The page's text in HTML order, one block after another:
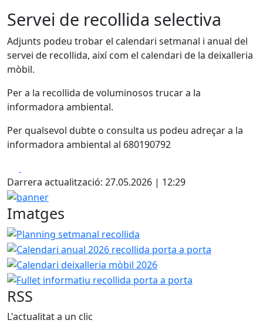
Servei de recollida selectiva
Adjunts podeu trobar el calendari setmanal i anual del
servei de recollida, així com el calendari de la deixalleria
mòbil.
Per a la recollida de voluminosos trucar a la
informadora ambiental.
Per qualsevol dubte o consulta us podeu adreçar a la
informadora ambiental al 680190792
Darrera actualització: 27.05.2026 | 12:29
banner
Imatges
Planning setmanal recollida
Fullet informatiu
RSS
L'actualitat a un clic